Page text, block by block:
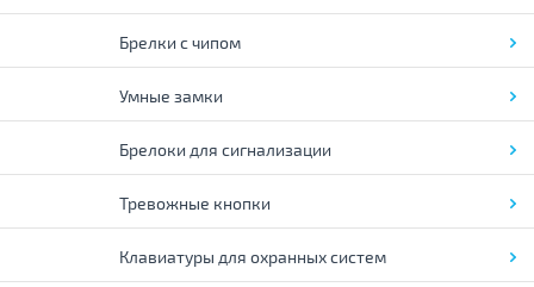
Брелки с чипом
Умные замки
Брелоки для сигнализации
Тревожные кнопки
Клавиатуры для охранных систем